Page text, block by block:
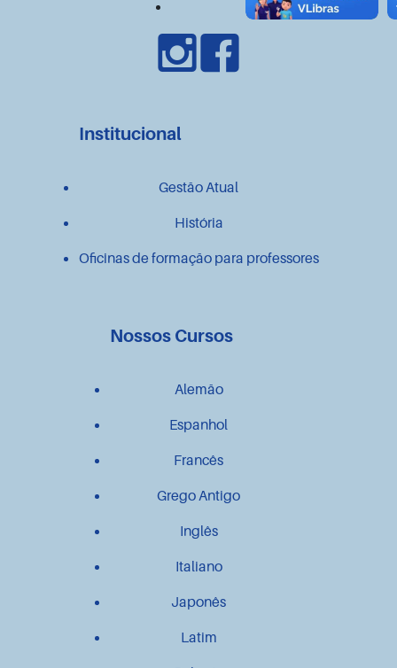
Institucional
Gestão Atual
História
Oficinas de formação para professores
Nossos Cursos
Alemão
Espanhol
Francês
Grego Antigo
Inglês
Italiano
Japonês
Latim